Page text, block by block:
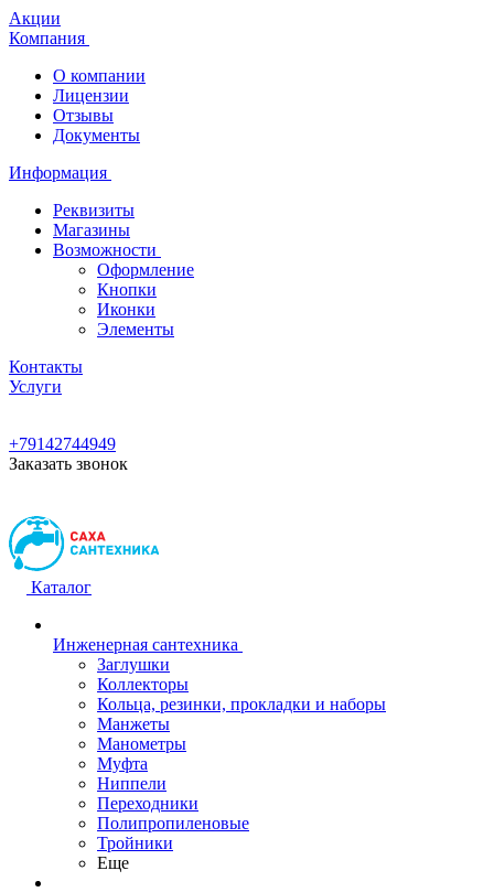
Акции
Компания
О компании
Лицензии
Отзывы
Документы
Информация
Реквизиты
Магазины
Возможности
Оформление
Кнопки
Иконки
Элементы
Контакты
Услуги
+79142744949
Заказать звонок
Каталог
Инженерная сантехника
Заглушки
Коллекторы
Кольца, резинки, прокладки и наборы
Манжеты
Манометры
Муфта
Ниппели
Переходники
Полипропиленовые
Тройники
Еще